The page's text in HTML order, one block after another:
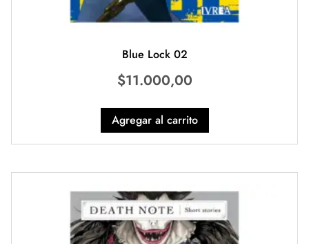
Blue Lock 02
$11.000,00
Agregar al carrito